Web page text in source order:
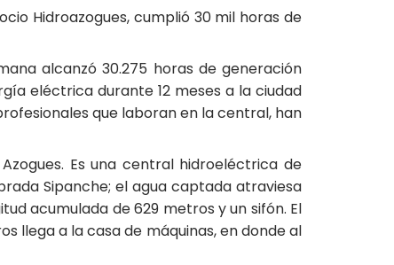
Hidroazogues, cumplió 30 mil horas de
alcanzó 30.275 horas de generación
eléctrica durante 12 meses a la ciudad
que laboran en la central, han
Es una central hidroeléctrica de
Sipanche; el agua captada atraviesa
acumulada de 629 metros y un sifón. El
llega a la casa de máquinas, en donde al